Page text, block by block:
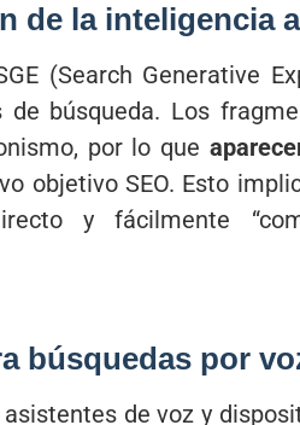
de la inteligencia
(Search Generative
búsqueda. Los
por lo que
objetivo SEO. Esto
y fácilmente
búsquedas por
de voz y